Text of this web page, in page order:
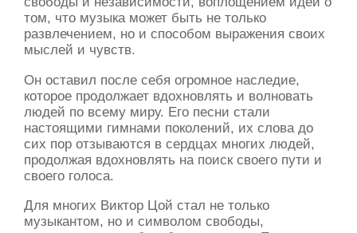
том, что музыка может быть не только
развлечением, но и способом выражения своих
мыслей и чувств.
Он оставил после себя огромное наследие,
которое продолжает вдохновлять и волновать
людей по всему миру. Его песни стали
настоящими гимнами поколений, их слова до
сих пор отзываются в сердцах многих людей,
продолжая вдохновлять на поиск своего пути и
своего голоса.
Для многих Виктор Цой стал не только
музыкантом, но и символом свободы,